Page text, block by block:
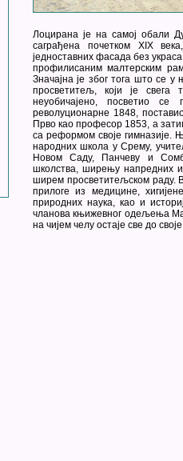
Лоцирана је на самој обали
саграђена почетком XIX
једноставних фасада без
профилисаним малтерским
Значајна је због тога што се
просветитељ, који је свега
неуобичајено, посветио
револуционарне 1848,
Прво као професор 1853, а
са реформом своје гимназије.
народних школа у Срему,
Новом Саду, Панчеву и
школства, ширењу напредних
ширем просветитељском раду.
прилоге из медицине,
природних наука, као и
чланова књижевног одељења
на чијем челу остаје све до